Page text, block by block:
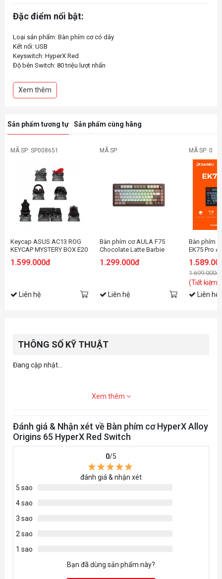
Đặc điểm nổi bật:
Loại sản phẩm: Bàn phím cơ có dây
Kết nối: USB
Keyswitch: HyperX Red
Độ bên Switch: 80 triệu lượt nhấn
Xem thêm
Sản phẩm tương tự Sản phẩm cùng hãng
MÃ SP: SP008651
Keycap ASUS AC13 ROG
KEYCAP MYSTERY BOX E20
1.599.000đ
Liên hệ
MÃ SP:
Bàn phím cơ AULA F75
Chocolate Latte Barbie
1.299.000đ
Liên hệ
MÃ SP: 0
Bàn phím
EK75 Pro
1.699.000đ
(Tiết kiệm:
Liên hệ
THÔNG SỐ KỸ THUẬT
Đang cập nhật...
Xem thêm
Đánh giá & Nhận xét về Bàn phím cơ HyperX Alloy
Origins 65 HyperX Red Switch
0/5
đánh giá & nhận xét
5 sao
4 sao
3 sao
2 sao
1 sao
Bạn đã dùng sản phẩm này?